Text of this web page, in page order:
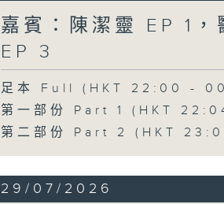
嘉賓：陳潔靈 EP 1
EP 3
足本 Full (HKT 22:00 -
第一部份 Part 1 (HKT
第二部份 Part 2 (HKT
29/07/2026